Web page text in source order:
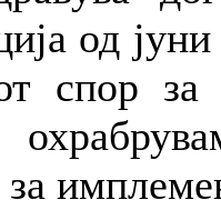
од
спор